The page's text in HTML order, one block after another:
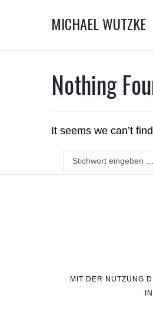
MICHAEL WUTZKE
Nothing
It seems we can’t
MIT DER NUTZUNG